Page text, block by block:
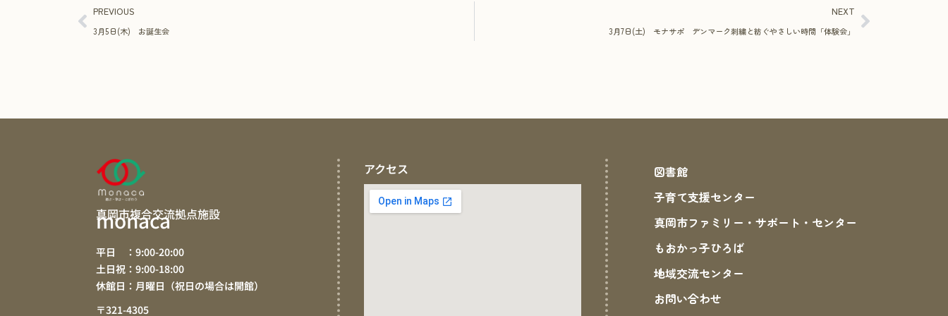
PREVIOUS
3月5日(木) お誕生会
NEXT
3月7日(土) モナサポ デンマーク刺繍と紡ぐやさしい時間「体験会」
真岡市複合交流拠点施設
monaca
平日 ：9:00-20:00
土日祝：9:00-18:00
休館日：月曜日（祝日の場合は開館）
〒321-4305
アクセス
図書館
子育て支援センター
真岡市ファミリー・サポート・センター
もおかっ子ひろば
地域交流センター
お問い合わせ